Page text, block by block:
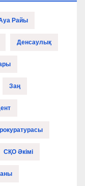
Райы
Денсаулық
Заң
СҚО Әкімі